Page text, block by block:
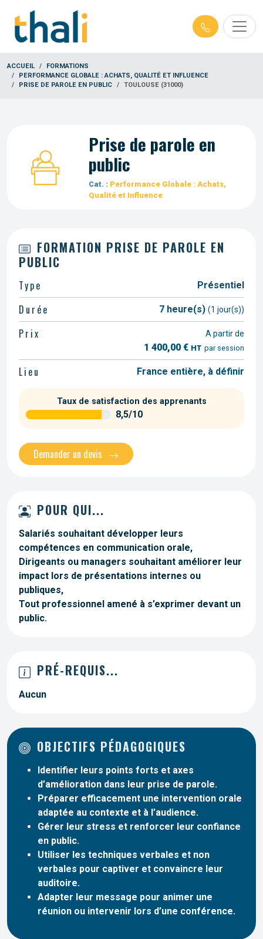
ACCUEIL
FORMATIONS
PERFORMANCE GLOBALE : ACHATS, QUALITÉ ET INFLUENCE
PRISE DE PAROLE EN PUBLIC
TOULOUSE (31000)
Prise de parole en
public
Cat. : Performance Globale : Achats,
Qualité et Influence
POUR QUI...
Salariés souhaitant développer leurs
compétences en communication orale,
Dirigeants ou managers souhaitant améliorer leur
impact lors de présentations internes ou
publiques,
Tout professionnel amené à s’exprimer devant un
public.
PRÉ-REQUIS...
Aucun
OBJECTIFS PÉDAGOGIQUES
Identifier leurs points forts et axes
d’amélioration dans leur prise de parole.
Préparer efficacement une intervention orale
adaptée au contexte et à l’audience.
Gérer leur stress et renforcer leur confiance
en public.
Utiliser les techniques verbales et non
verbales pour captiver et convaincre leur
auditoire.
Adapter leur message pour animer une
réunion ou intervenir lors d’une conférence.
FORMATION PRISE DE PAROLE EN
PUBLIC
Type Présentiel
Durée 7 heure(s) (1 jour(s))
Prix A partir de
1 400,00 € HT par session
Lieu France entière, à définir
Taux de satisfaction des apprenants
8,5/10
Demander un devis